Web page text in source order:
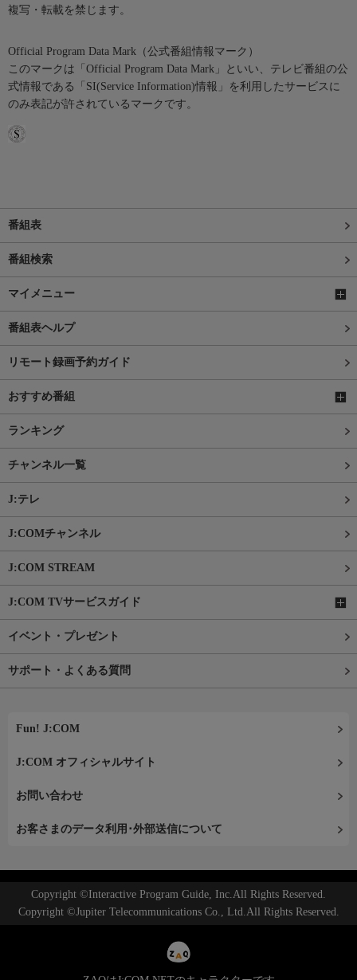
複写・転載を禁じます。
Official Program Data Mark（公式番組情報マーク）
このマークは「Official Program Data Mark」といい、テレビ番組の公
式情報である「SI(Service Information)情報」を利用したサービスに
のみ表記が許されているマークです。
番組表
番組検索
マイメニュー
番組表ヘルプ
リモート録画予約ガイド
おすすめ番組
ランキング
チャンネル一覧
J:テレ
J:COMチャンネル
J:COM STREAM
J:COM TVサービスガイド
イベント・プレゼント
サポート・よくある質問
Fun! J:COM
J:COM オフィシャルサイト
お問い合わせ
お客さまのデータ利用･外部送信について
Copyright ©Interactive Program Guide, Inc.All Rights Reserved.
Copyright ©Jupiter Telecommunications Co., Ltd.All Rights Reserved.